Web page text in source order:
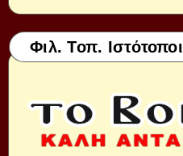
Φιλ. Τοπ. Ιστότοποι